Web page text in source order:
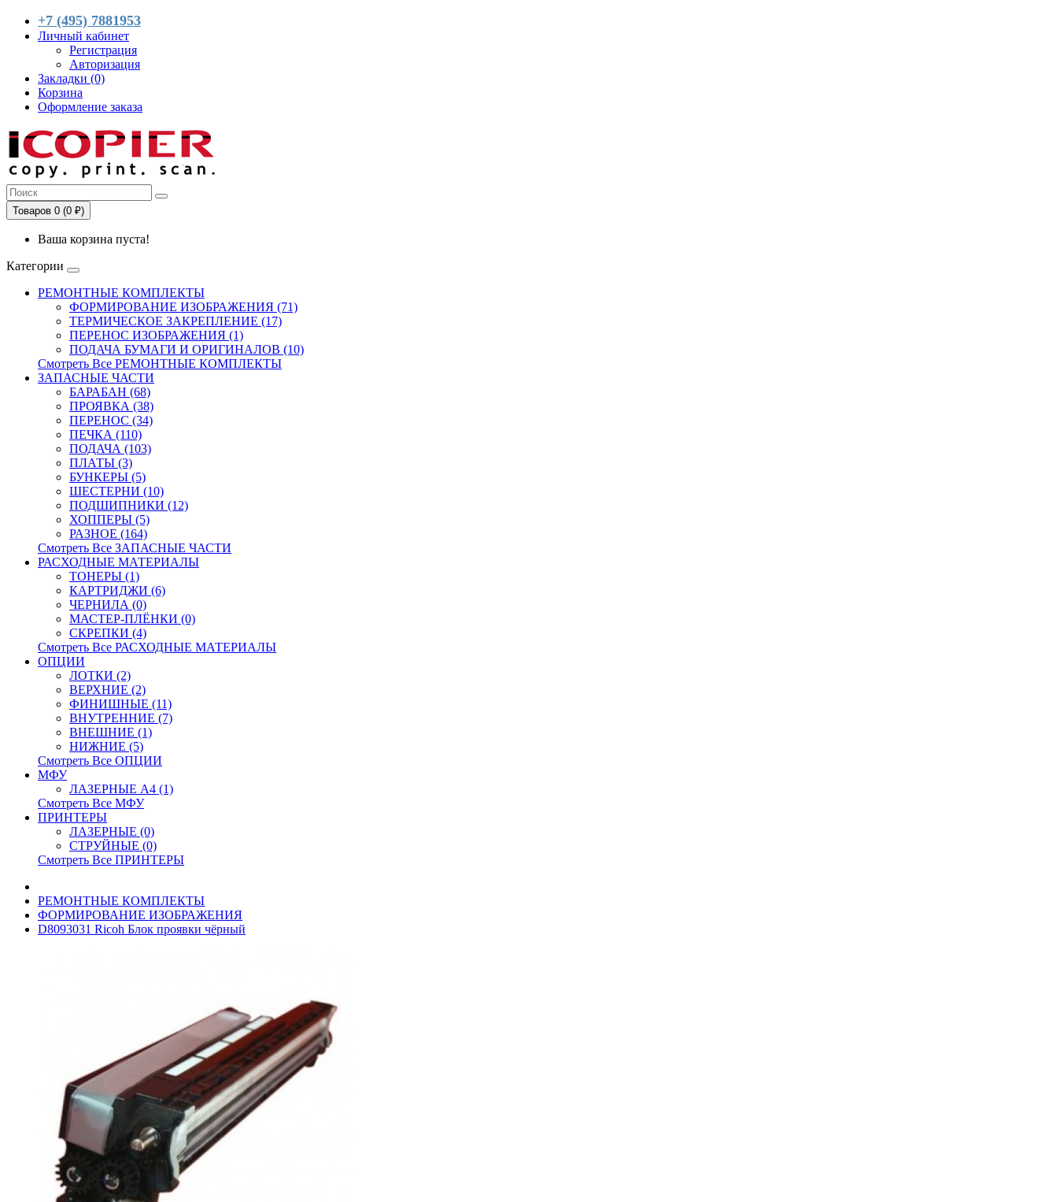
+7 (495) 7881953
Личный кабинет
Регистрация
Авторизация
Закладки (0)
Корзина
Оформление заказа
Товаров 0 (0 ₽)
Ваша корзина пуста!
Категории
РЕМОНТНЫЕ КОМПЛЕКТЫ
ФОРМИРОВАНИЕ ИЗОБРАЖЕНИЯ (71)
ТЕРМИЧЕСКОЕ ЗАКРЕПЛЕНИЕ (17)
ПЕРЕНОС ИЗОБРАЖЕНИЯ (1)
ПОДАЧА БУМАГИ И ОРИГИНАЛОВ (10)
Смотреть Все РЕМОНТНЫЕ КОМПЛЕКТЫ
ЗАПАСНЫЕ ЧАСТИ
БАРАБАН (68)
ПРОЯВКА (38)
ПЕРЕНОС (34)
ПЕЧКА (110)
ПОДАЧА (103)
ПЛАТЫ (3)
БУНКЕРЫ (5)
ШЕСТЕРНИ (10)
ПОДШИПНИКИ (12)
ХОППЕРЫ (5)
РАЗНОЕ (164)
Смотреть Все ЗАПАСНЫЕ ЧАСТИ
РАСХОДНЫЕ МАТЕРИАЛЫ
ТОНЕРЫ (1)
КАРТРИДЖИ (6)
ЧЕРНИЛА (0)
МАСТЕР-ПЛЁНКИ (0)
СКРЕПКИ (4)
Смотреть Все РАСХОДНЫЕ МАТЕРИАЛЫ
ОПЦИИ
ЛОТКИ (2)
ВЕРХНИЕ (2)
ФИНИШНЫЕ (11)
ВНУТРЕННИЕ (7)
ВНЕШНИЕ (1)
НИЖНИЕ (5)
Смотреть Все ОПЦИИ
МФУ
ЛАЗЕРНЫЕ A4 (1)
Смотреть Все МФУ
ПРИНТЕРЫ
ЛАЗЕРНЫЕ (0)
СТРУЙНЫЕ (0)
Смотреть Все ПРИНТЕРЫ
РЕМОНТНЫЕ КОМПЛЕКТЫ
ФОРМИРОВАНИЕ ИЗОБРАЖЕНИЯ
D8093031 Ricoh Блок проявки чёрный